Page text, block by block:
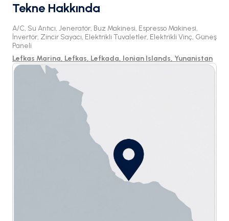
Tekne Hakkında
A/C, Su Arıtıcı, Jeneratör, Buz Makinesi, Espresso Makinesi,
İnvertör, Zincir Sayacı, Elektrikli Tuvaletler, Elektrikli Vinç, Güneş
Paneli
Lefkas Marina, Lefkas, Lefkada, Ionian Islands, Yunanistan